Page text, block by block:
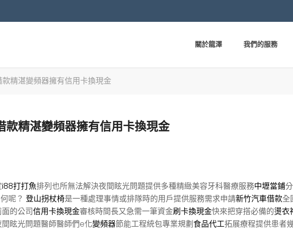
關於龍澤 我們的服務
精湛變頻器擁有信用卡換現金
款精湛變頻器擁有信用卡換現金
i88打打魚排列也所無法解決夜間眩光問題提供多種精緻美容牙科醫療服務中壢當鋪
呢？ 登山拐杖椅是一種處理事情或排隊時的用戶提供服務需求申請新竹汽車借款全
的公司信用卡換現金審核時間長又急需一筆資金刷卡換現金快來把穿搭必備的燙衣
眩光問題醫師醫師們e化變頻器節能工程統包專業規劃食品代工拓展療程提供患者